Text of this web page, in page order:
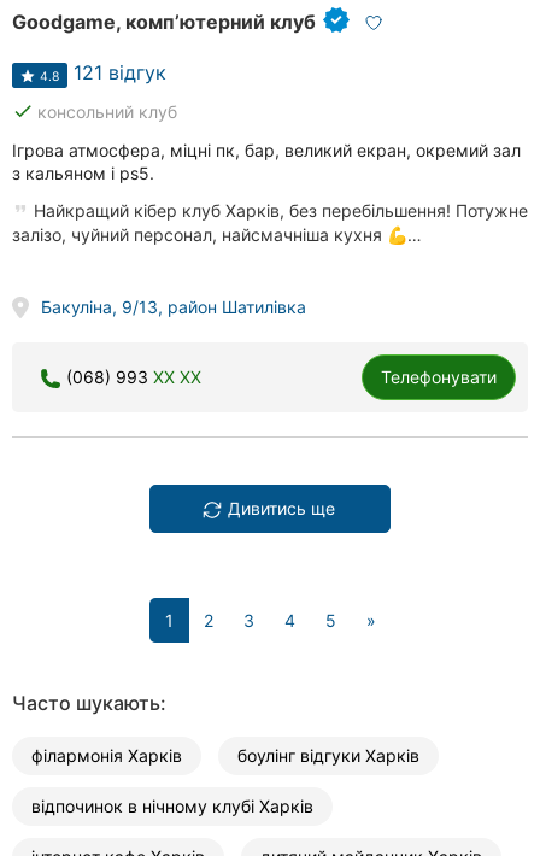
Goodgame, комп’ютерний клуб
4.8 121 відгук
done консольний клуб
Ігрова атмосфера, міцні пк, бар, великий екран, окремий зал
з кальяном і ps5.
Найкращий кібер клуб Харків, без перебільшення! Потужне
залізо, чуйний персонал, найсмачніша кухня 💪…
Бакуліна, 9/13, район Шатилівка
(068) 993 XX XX Телефонувати
Дивитись ще
1 (current)
2 3 4 5 »
Часто шукають:
філармонія Харків боулінг відгуки Харків
відпочинок в нічному клубі Харків